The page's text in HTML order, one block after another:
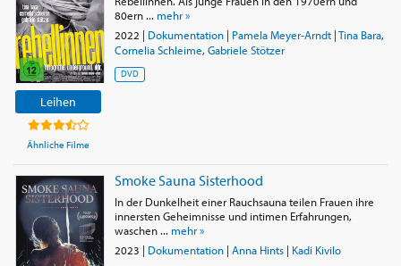
Leihen
Ähnliche Filme
80ern ... mehr »
2022 | Dokumentation| Pamela Meyer-Arndt|Tina Bara,
Cornelia Schleime, Gabriele Stötzer
DVD
Smoke Sauna Sisterhood
In der Dunkelheit einer Rauchsauna teilen Frauen ihre
innersten Geheimnisse und intimen Erfahrungen,
waschen ... mehr »
2023 | Dokumentation| Anna Hints| Kadi Kivilo